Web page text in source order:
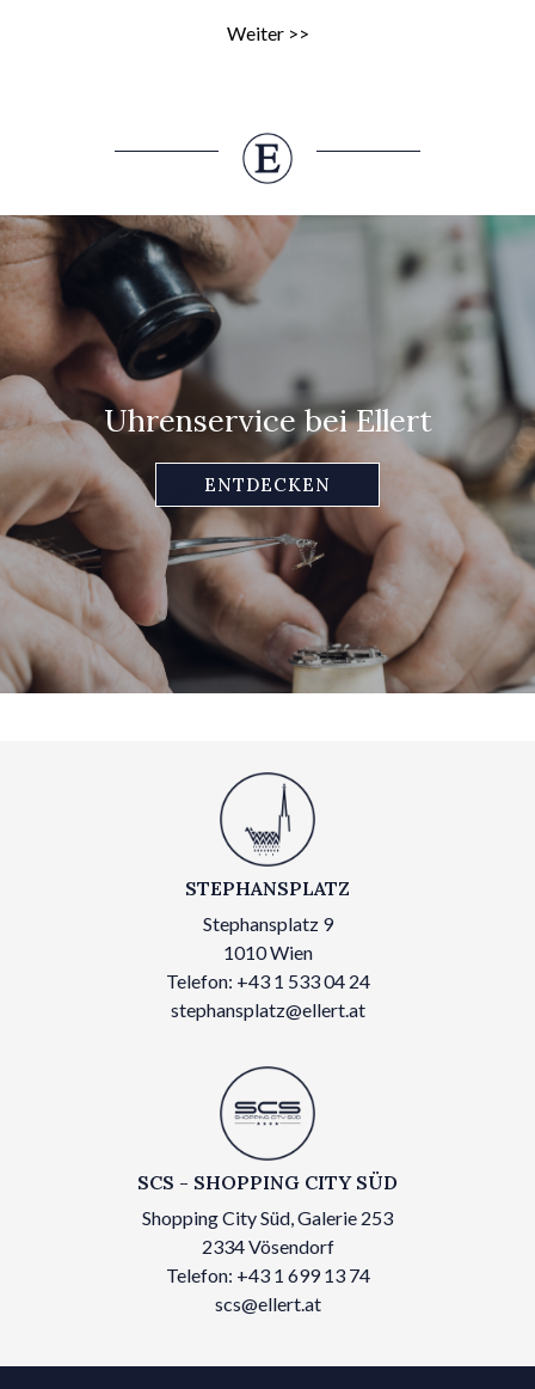
Weiter >>
Uhrenservice bei Ellert
ENTDECKEN
STEPHANSPLATZ
Stephansplatz 9
1010 Wien
Telefon: +43 1 533 04 24
stephansplatz@ellert.at
SCS - SHOPPING CITY SÜD
Shopping City Süd, Galerie 253
2334 Vösendorf
Telefon: +43 1 699 13 74
scs@ellert.at